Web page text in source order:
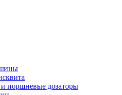
поршневые дозаторы